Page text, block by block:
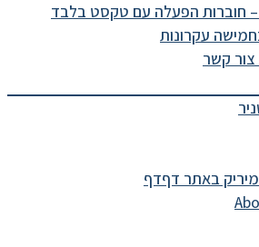
– חוברות הפעלה עם טקסט בלבד
עקרונות
צור קשר
באתר דףדף